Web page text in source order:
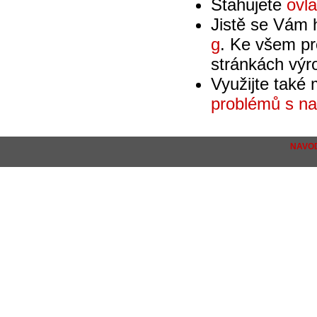
Stahujete
Jistě se Vám
g. Ke všem
stránkách
Využijte také
problémů s